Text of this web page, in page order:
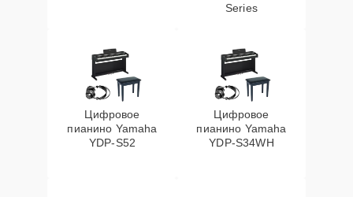
Series
Цифровое
пианино Yamaha
YDP-S52
Цифровое
пианино Yamaha
YDP-S34WH